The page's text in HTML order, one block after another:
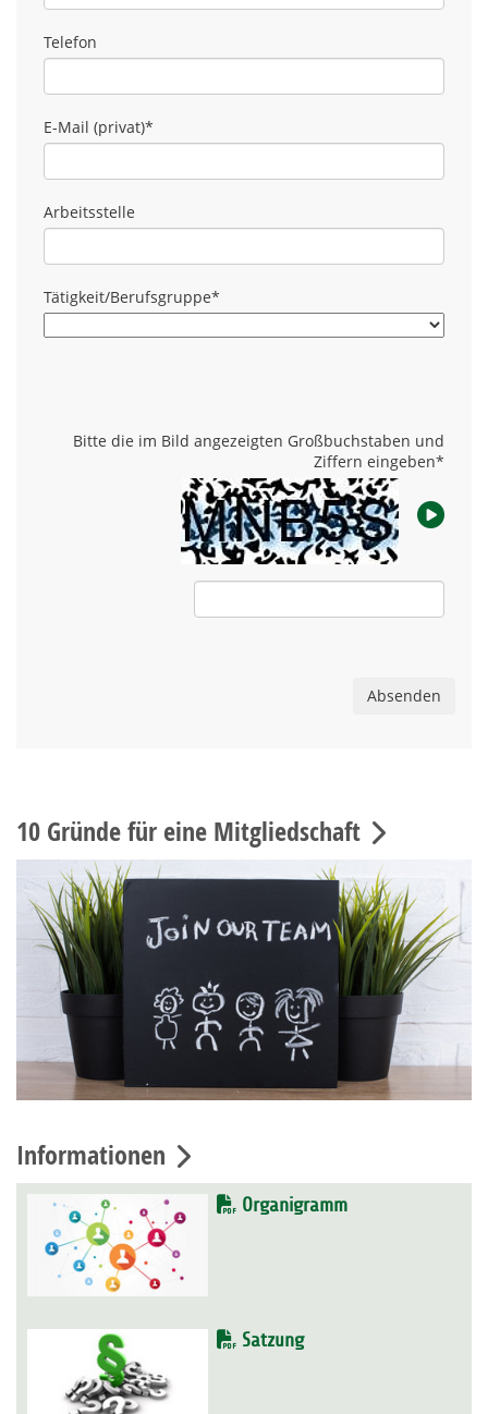
Telefon
E-Mail (privat)*
Arbeitsstelle
Tätigkeit/Berufsgruppe*
Bitte die im Bild angezeigten Großbuchstaben und
Ziffern eingeben*
Absenden
10 Gründe für eine Mitgliedschaft
Informationen
Organigramm
Satzung